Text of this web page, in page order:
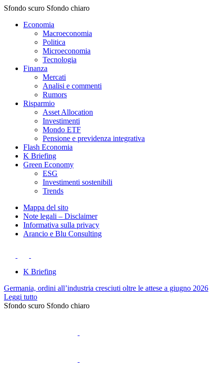
Sfondo scuro Sfondo chiaro
Economia
Macroeconomia
Politica
Microeconomia
Tecnologia
Finanza
Mercati
Analisi e commenti
Rumors
Risparmio
Asset Allocation
Investimenti
Mondo ETF
Pensione e previdenza integrativa
Flash Economia
K Briefing
Green Economy
ESG
Investimenti sostenibili
Trends
Mappa del sito
Note legali – Disclaimer
Informativa sulla privacy
Arancio e Blu Consulting
K Briefing
Germania, ordini all’industria cresciuti oltre le attese a giugno 2026
Leggi tutto
Sfondo scuro Sfondo chiaro